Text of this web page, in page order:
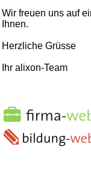
Wir freuen uns auf
Ihnen.
Herzliche Grüsse
Ihr alixon-Team